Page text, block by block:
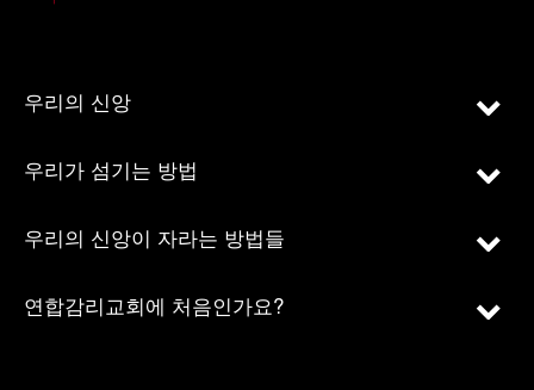
우리의 신앙
우리가 섬기는 방법
우리의 신앙이 자라는 방법들
연합감리교회에 처음인가요?